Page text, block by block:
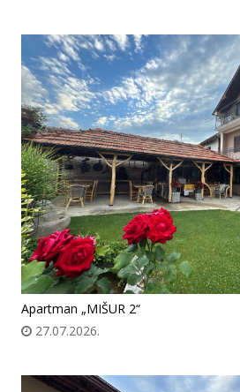
Apartman „MIŠUR 2“
27.07.2026.